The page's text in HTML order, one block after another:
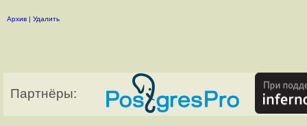
Архив | Удалить
Партнёры: